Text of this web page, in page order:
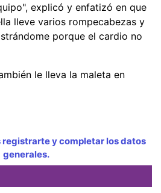
explicó y enfatizó en que
lleve varios rompecabezas y
porque el cardio no
le lleva la maleta en
registrarte y completar los datos
generales.